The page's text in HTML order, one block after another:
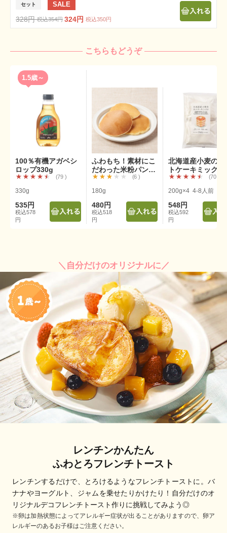
セット SALE
328円 税込354円 324円 税込350円
こちらもどうぞ
1.5歳～
100％有機アガベシ
ロップ330g
79
330g
535円
税込578
円
ふわもち！素材にこ
だわった米粉パンケ
ーキミックス6
180g
480円
税込518
円
北海道産小麦のホ
トケーキミックス
（200g×4P）70
200g×4 4-8人前
548円
税込592
円
＼自分だけのオリジナルに／
レンチンかんたん
ふわとろフレンチトースト
レンチンするだけで、とろけるようなフレンチトーストに。バ
ナナやヨーグルト、ジャムを乗せたりかけたり！自分だけのオ
リジナルデコフレンチトースト作りに挑戦してみよう◎
※卵は加熱状態によってアレルギー症状が出ることがありますので、卵ア
レルギーのあるお子様はご注意ください。